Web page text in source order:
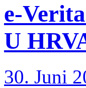
e-
U
30. Juni